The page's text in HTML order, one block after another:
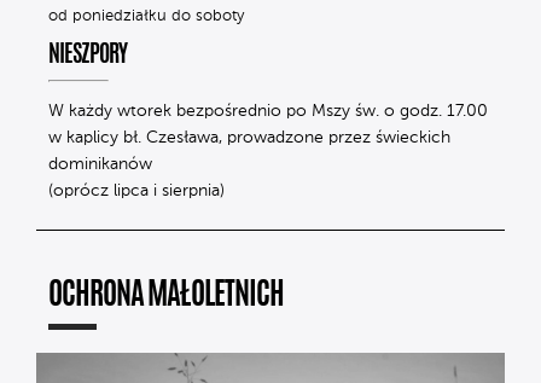
od poniedziałku do soboty
NIESZPORY
W każdy wtorek bezpośrednio po Mszy św. o godz. 17.00
w kaplicy bł. Czesława, prowadzone przez świeckich
dominikanów
(oprócz lipca i sierpnia)
OCHRONA MAŁOLETNICH